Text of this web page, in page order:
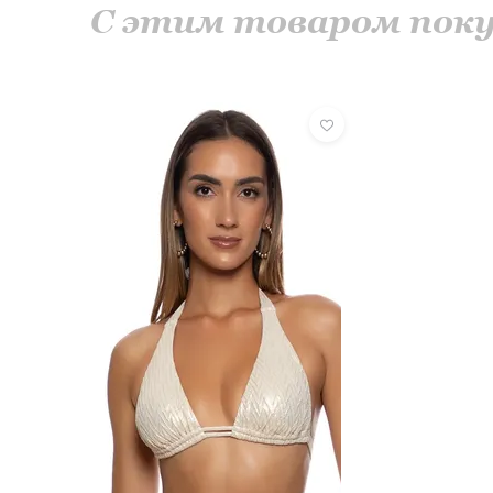
С этим товаром